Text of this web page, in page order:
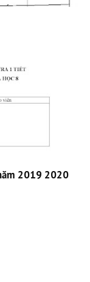
2019 2020